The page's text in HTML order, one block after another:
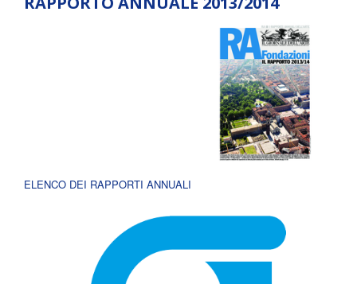
ELENCO DEI RAPPORTI ANNUALI